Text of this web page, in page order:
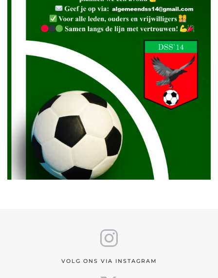
VOLG ONS VIA INSTAGRAM